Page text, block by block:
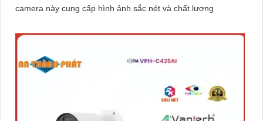
camera này cung cấp hình ảnh sắc nét và chất lượng